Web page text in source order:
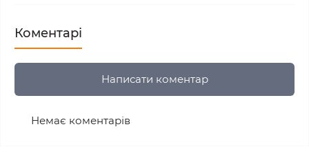
Коментарі
Написати коментар
Немає коментарів